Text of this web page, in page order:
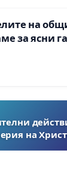
на
за ясни
от
на